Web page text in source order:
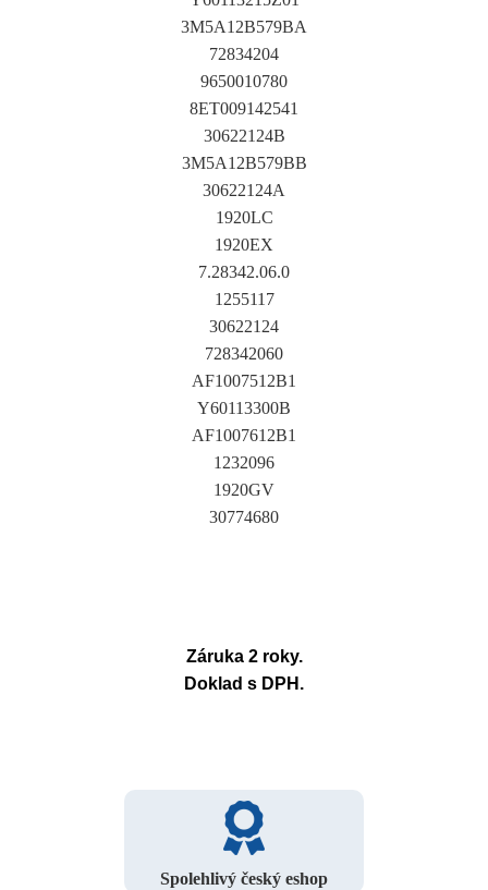
3M5A12B579BA
72834204
9650010780
8ET009142541
30622124B
3M5A12B579BB
30622124A
1920LC
1920EX
7.28342.06.0
1255117
30622124
728342060
AF1007512B1
Y60113300B
AF1007612B1
1232096
1920GV
30774680
Záruka 2 roky.
Doklad s DPH.
Spolehlivý český eshop